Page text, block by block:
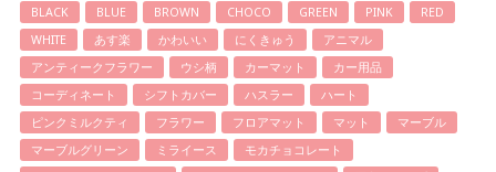
BLACK BLUE BROWN CHOCO GREEN PINK
RED
WHITE
あす楽 かわいい にくきゅう
アニマル
アンティークフラワー
ウシ柄 カーマット
カー用品
コーディネート
シフトカバー ハスラー
ハート
ピンクミルクティ
フラワー フロアマット マット
マーブル
マーブルグリーン
ミライース
モカチョコレート